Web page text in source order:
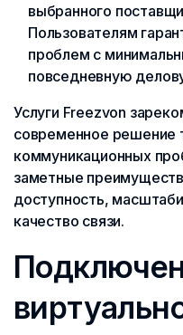
выбранного
Пользователям
проблем с
повседневную
Услуги Freezvon
современное решение
коммуникационных
заметные
доступность,
качество связи.